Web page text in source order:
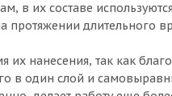
в их составе
протяжении длительного
нанесения, так как
в один слой и